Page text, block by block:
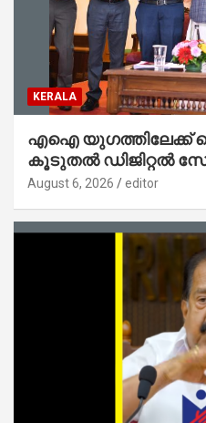
KERALA
എഐ യുഗത്തിലേക്ക്
കൂടുതൽ ഡിജിറ്റൽ
ജനങ്ങളിലേക്കെത്തിക്കും
August 6, 2026 editor